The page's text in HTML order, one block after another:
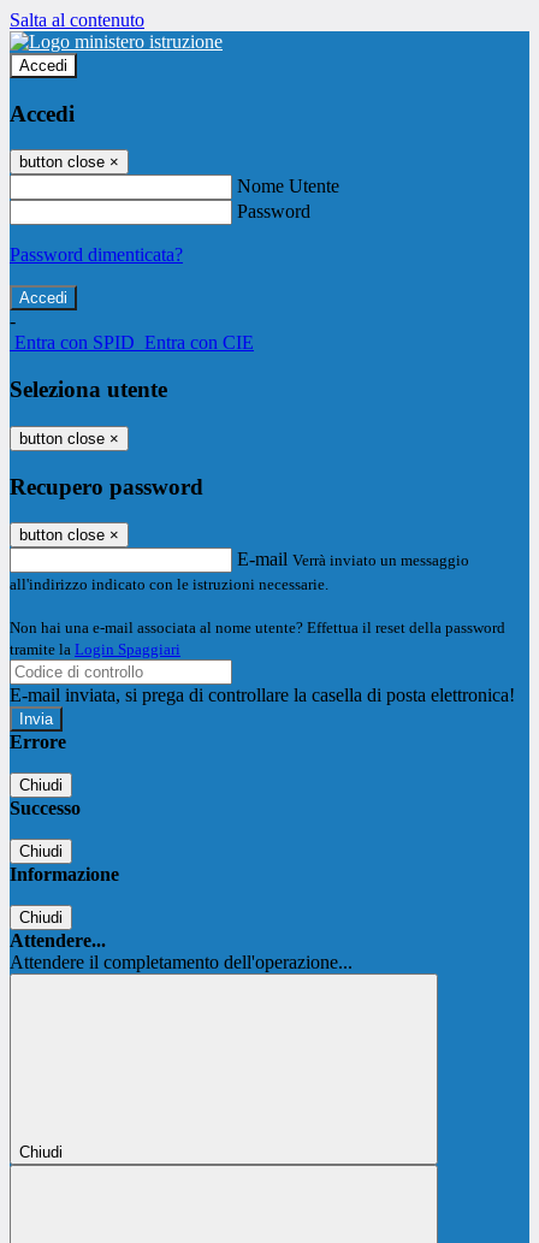
Salta al contenuto
Accedi
Accedi
button close ×
Nome Utente
Password
Password dimenticata?
-
Entra con SPID Entra con CIE
Seleziona utente
button close ×
Recupero password
button close ×
E-mail Verrà inviato un messaggio
all'indirizzo indicato con le istruzioni necessarie.
Non hai una e-mail associata al nome utente? Effettua il reset della password
tramite la Login Spaggiari
E-mail inviata, si prega di controllare la casella di posta elettronica!
Errore
Chiudi
Successo
Chiudi
Informazione
Chiudi
Attendere...
Attendere il completamento dell'operazione...
Chiudi